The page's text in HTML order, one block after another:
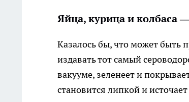
Яйца, курица и колбаса
Казалось бы, что может быть
издавать тот самый
вакууме, зеленеет и
становится липкой и